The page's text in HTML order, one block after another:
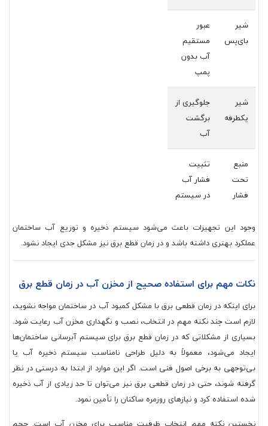
شیر
بای‌پس
عبور
مستقیم
آب بدون
پمپ
شیر
یکطرفه
جلوگیری از
برگشت
آب
منبع
تحت
فشار
تثبیت
فشار آب
در سیستم
وجود این تجهیزات باعث می‌شود سیستم ذخیره و توزیع آب ساختمان
عملکرد بهتری داشته باشد و در زمان قطع برق نیز مشکل جدی ایجاد نشود.
نکات مهم برای استفاده صحیح از مخزن آب در زمان قطع برق
برای اینکه در زمان قطعی برق با مشکل کمبود آب در ساختمان مواجه نشوید،
لازم است چند نکته مهم در انتخاب، نصب و نگهداری مخزن آب رعایت شود.
بسیاری از مشکلاتی که در زمان قطع برق برای سیستم آبرسانی ساختمان‌ها
ایجاد می‌شود، معمولاً به دلیل طراحی نامناسب سیستم ذخیره آب یا
بی‌توجهی به برخی اصول فنی است. اگر این موارد از ابتدا به درستی در نظر
گرفته شوند، حتی در زمان قطعی برق نیز می‌توان تا حد زیادی از آب ذخیره
شده استفاده کرد و نیازهای روزمره ساکنان را تأمین نمود.
نخستین نکته مهم انتخاب ظرفیت مناسب برای مخزن آب است. حجم